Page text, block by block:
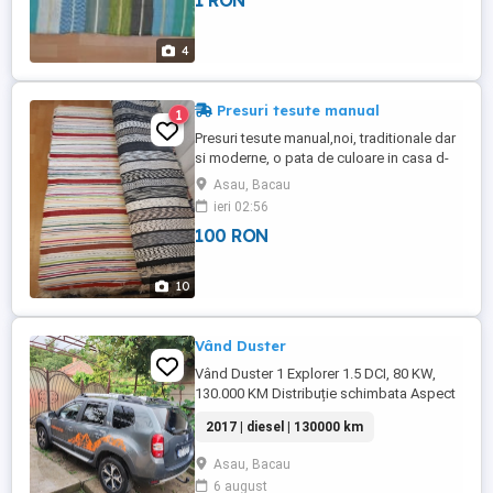
4
10
1 Presuri tesute manual
Presuri tesute manual,noi, traditionale dar
si moderne, o pata de culoare in casa d-
voastra. Tf. . Pret: 1oo lei/buc. sau 70
lei/m daca se produc la comanda. Cele
din imagine au 1,5m lungime si 0,7 m
latime.
Asau, Bacau
ieri 02:56
100 RON
Vând Duster
Vând Duster 1 Explorer 1.5 DCI, 80 KW,
130.000 KM Distribuție schimbata Aspect
2017 | diesel | 130000 km
Asau, Bacau
6 august